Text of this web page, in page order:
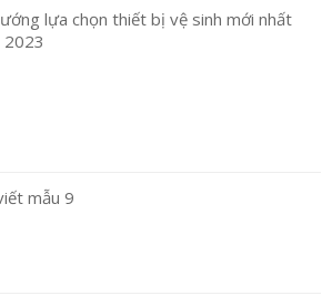
lựa chọn thiết bị vệ sinh mới nhất
2023
mẫu 9